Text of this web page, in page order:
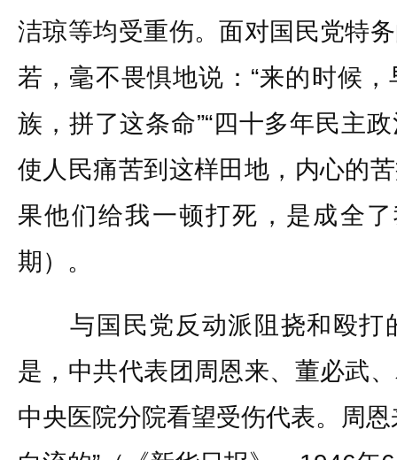
洁琼等均受重伤。面对国民党特
若，毫不畏惧地说：“来的时候
族，拼了这条命”“四十多年民主
使人民痛苦到这样田地，内心的
果他们给我一顿打死，是成全
期）。
与国民党反动派阻挠和殴打
是，中共代表团周恩来、董必武
中央医院分院看望受伤代表。周